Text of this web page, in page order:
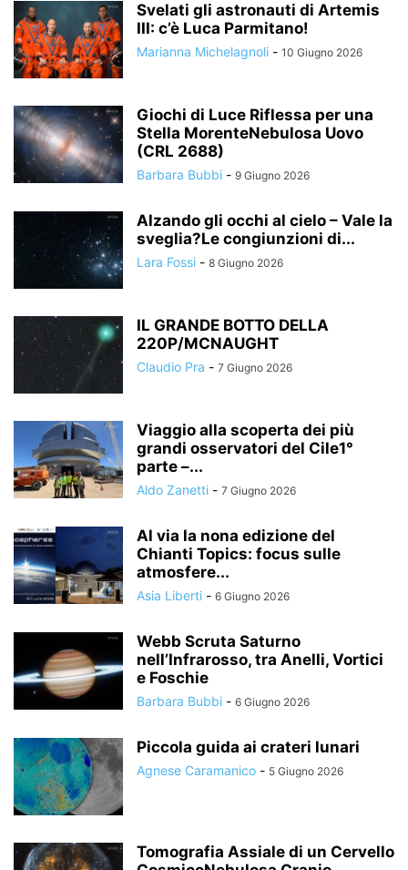
Svelati gli astronauti di Artemis
III: c’è Luca Parmitano!
Marianna Michelagnoli - 10 Giugno 2026
Giochi di Luce Riflessa per una
Stella MorenteNebulosa Uovo
(CRL 2688)
Barbara Bubbi - 9 Giugno 2026
Alzando gli occhi al cielo – Vale la
sveglia?Le congiunzioni di...
Lara Fossi - 8 Giugno 2026
IL GRANDE BOTTO DELLA
220P/MCNAUGHT
Claudio Pra - 7 Giugno 2026
Viaggio alla scoperta dei più
grandi osservatori del Cile1°
parte –...
Aldo Zanetti - 7 Giugno 2026
Al via la nona edizione del
Chianti Topics: focus sulle
atmosfere...
Asia Liberti - 6 Giugno 2026
Webb Scruta Saturno
nell’Infrarosso, tra Anelli, Vortici
e Foschie
Barbara Bubbi - 6 Giugno 2026
Piccola guida ai crateri lunari
Agnese Caramanico - 5 Giugno 2026
Tomografia Assiale di un Cervello